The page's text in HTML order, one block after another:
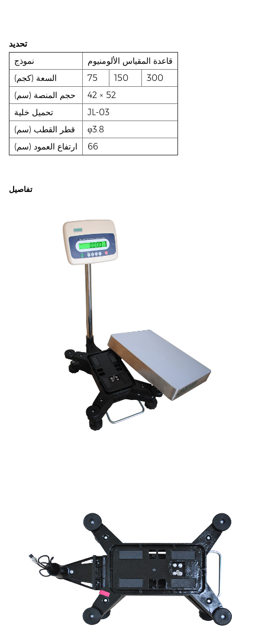
تحديد
نموذج
قاعدة المقياس الألومنيوم
السعة (كجم)
75 150
300
حجم المنصة (سم)
42 × 52
تحميل خلية
JL-03
قطر القطب (سم)
φ3.8
ارتفاع العمود (سم)
66
تفاصيل